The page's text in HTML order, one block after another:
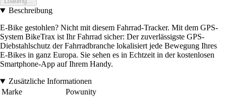
Beschreibung
E-Bike gestohlen? Nicht mit diesem Fahrrad-Tracker. Mit dem GPS-
System BikeTrax ist Ihr Fahrrad sicher: Der zuverlässigste GPS-
Diebstahlschutz der Fahrradbranche lokalisiert jede Bewegung Ihres
E-Bikes in ganz Europa. Sie sehen es in Echtzeit in der kostenlosen
Smartphone-App auf Ihrem Handy.
Zusätzliche Informationen
Marke
Powunity